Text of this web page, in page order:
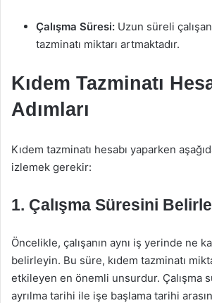
Çalışma Süresi: Uzun süreli
tazminatı miktarı artmaktadır.
Kıdem Tazminatı
Adımları
Kıdem tazminatı hesabı yaparken
izlemek gerekir:
1. Çalışma Süresini
Öncelikle, çalışanın aynı iş yerinde ne
belirleyin. Bu süre, kıdem tazminatı
etkileyen en önemli unsurdur. Çalışma
ayrılma tarihi ile işe başlama tarihi